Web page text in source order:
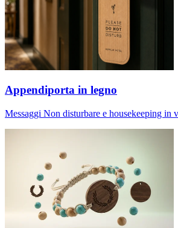
Appendiporta in legno
Messaggi Non disturbare e housekeeping in